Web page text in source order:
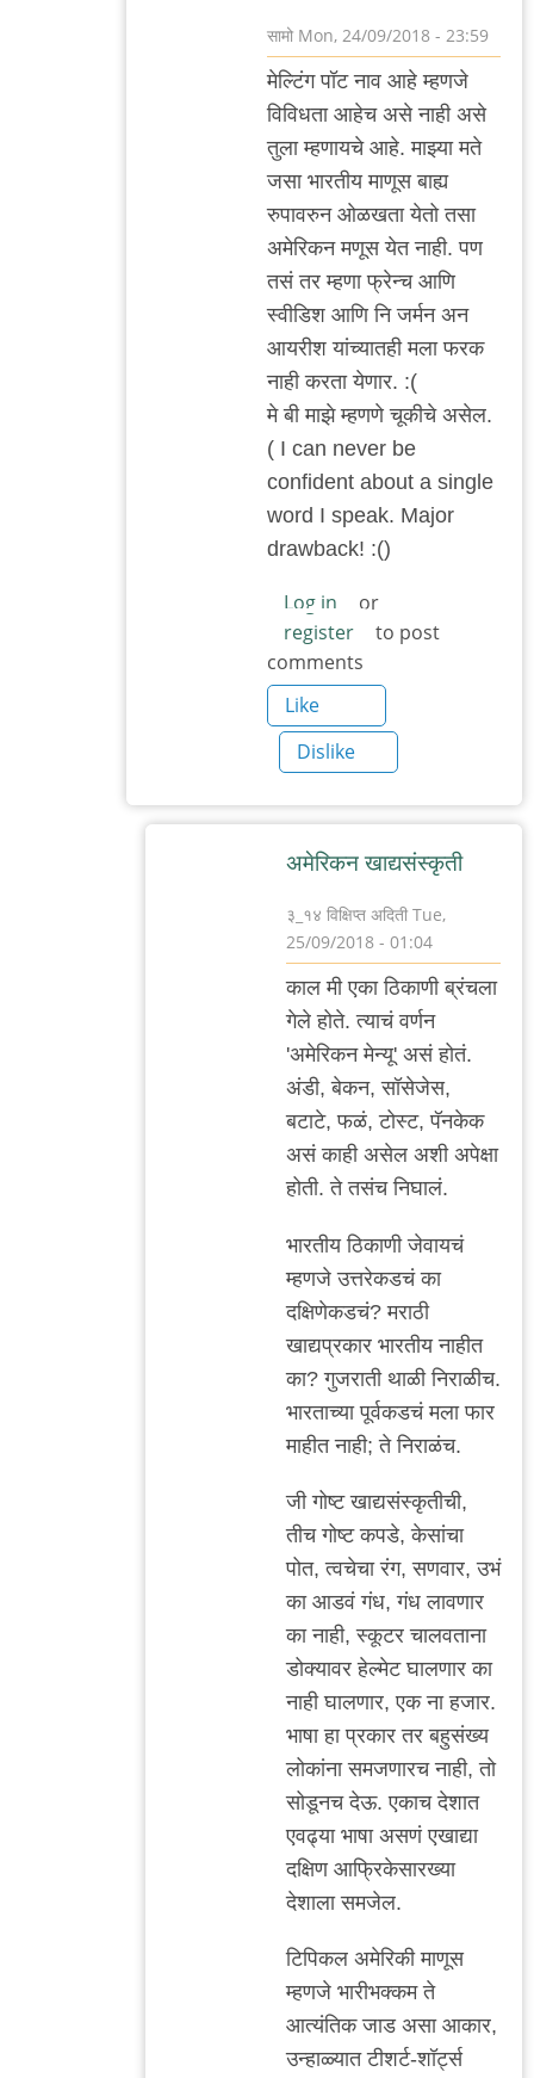
सामो Mon, 24/09/2018 - 23:59
In
reply
सवांतर
३_१४
विक्षिप्त
अदिती
मेल्टिंग पॉट नाव आहे म्हणजे
विविधता आहेच असे नाही असे
तुला म्हणायचे आहे. माझ्या मते
जसा भारतीय माणूस बाह्य
रुपावरुन ओळखता येतो तसा
अमेरिकन मणूस येत नाही. पण
तसं तर म्हणा फ्रेन्च आणि
स्वीडिश आणि नि जर्मन अन
आयरीश यांच्यातही मला फरक
नाही करता येणार. :(
मे बी माझे म्हणणे चूकीचे असेल.
( I can never be
confident about a single
word I speak. Major
drawback! :()
Log in
or
register
to post
comments
Like
Dislike
अमेरिकन खाद्यसंस्कृती
३_१४ विक्षिप्त अदिती Tue,
25/09/2018 - 01:04
reply
मेल्टिंग
नाव
आहे
by
सामो
काल मी एका ठिकाणी ब्रंचला
गेले होते. त्याचं वर्णन
'अमेरिकन मेन्यू' असं होतं.
अंडी, बेकन, सॉसेजेस,
बटाटे, फळं, टोस्ट, पॅनकेक
असं काही असेल अशी अपेक्षा
होती. ते तसंच निघालं.
भारतीय ठिकाणी जेवायचं
म्हणजे उत्तरेकडचं का
दक्षिणेकडचं? मराठी
खाद्यप्रकार भारतीय नाहीत
का? गुजराती थाळी निराळीच.
भारताच्या पूर्वकडचं मला फार
माहीत नाही; ते निराळंच.
जी गोष्ट खाद्यसंस्कृतीची,
तीच गोष्ट कपडे, केसांचा
पोत, त्वचेचा रंग, सणवार, उभं
का आडवं गंध, गंध लावणार
का नाही, स्कूटर चालवताना
डोक्यावर हेल्मेट घालणार का
नाही घालणार, एक ना हजार.
भाषा हा प्रकार तर बहुसंख्य
लोकांना समजणारच नाही, तो
सोडूनच देऊ. एकाच देशात
एवढ्या भाषा असणं एखाद्या
दक्षिण आफ्रिकेसारख्या
देशाला समजेल.
टिपिकल अमेरिकी माणूस
म्हणजे भारीभक्कम ते
आत्यंतिक जाड असा आकार,
उन्हाळ्यात टीशर्ट-शॉर्ट्स